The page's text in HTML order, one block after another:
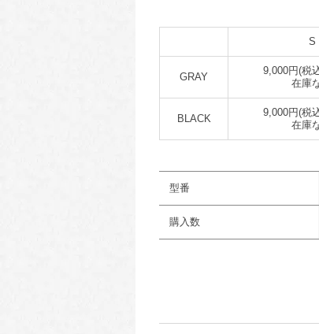
S
GRAY
9,000円(税
在庫
BLACK
9,000円(税
在庫
型番
購入数